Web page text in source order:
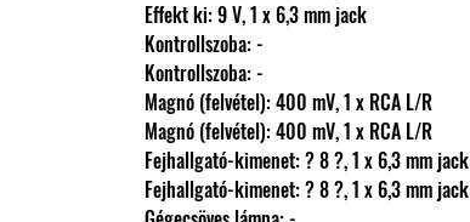
                Effekt ki: 9 V, 1 x 6,3 mm jack
                Kontrollszoba: -
                Kontrollszoba: -
                Magnó (felvétel): 400 mV, 1 x RCA L/R
                Magnó (felvétel): 400 mV, 1 x RCA L/R
                Fejhallgató-kimenet: ? 8 ?, 1 x 6,3 mm jack
                Fejhallgató-kimenet: ? 8 ?, 1 x 6,3 mm jack